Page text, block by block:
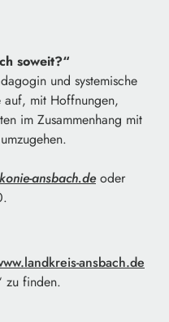
soweit?“
und systemische
auf, mit Hoffnungen,
im Zusammenhang mit
ansbach.deoder
ansbach.de
zu finden.